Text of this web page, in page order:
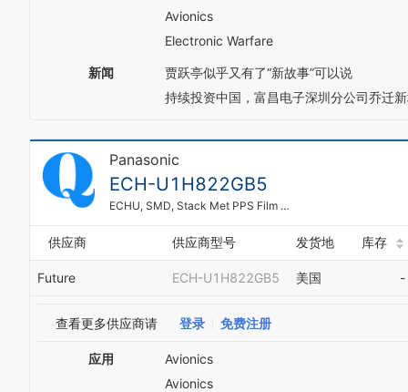
Avionics
Electronic Warfare
新闻
贾跃亭似乎又有了“新故事”可以说
持续投资中国，富昌电子深圳分公司乔迁
Panasonic
ECH-U1H822GB5
ECHU, SMD, Stack Met PPS Film Cap
供应商 供应商型号 发货地 库存
Future ECH-U1H822GB5 美国 -
查看更多供应商请 登录 免费注册
应用
Avionics
Avionics